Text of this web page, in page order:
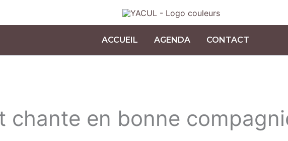
ACCUEIL AGENDA CONTACT
chante en bonne